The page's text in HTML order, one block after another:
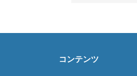
コンテンツ